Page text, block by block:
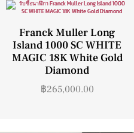
Franck Muller Long
Island 1000 SC WHITE
MAGIC 18K White Gold
Diamond
฿265,000.00